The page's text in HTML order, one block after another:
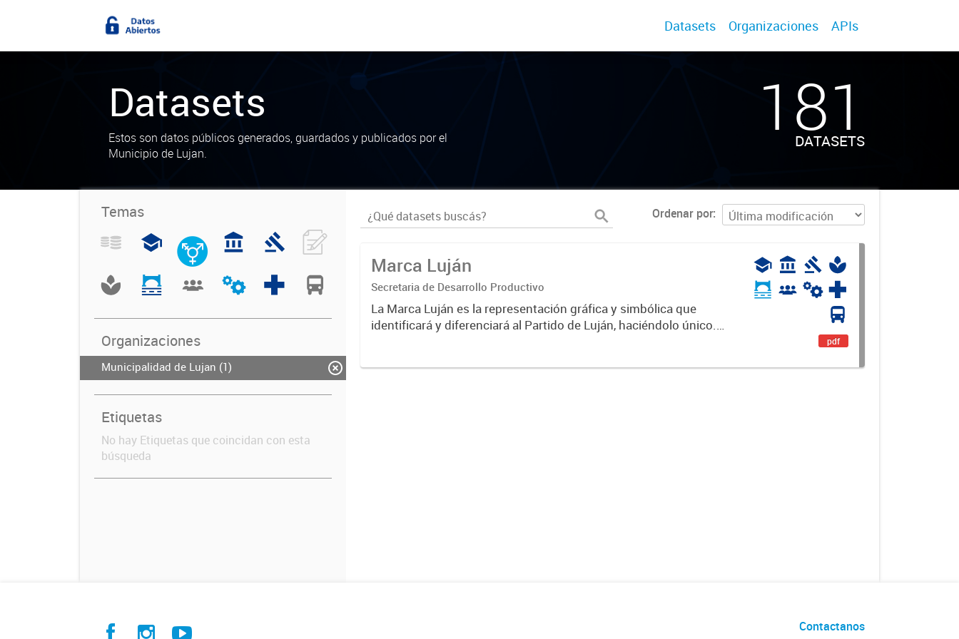
Datasets Organizaciones APIs
Datasets
Estos son datos públicos generados, guardados y publicados por el
Municipio de Lujan.
181
DATASETS
Temas
Organizaciones
Municipalidad de Lujan (1)
Etiquetas
No hay Etiquetas que coincidan con esta
búsqueda
Ordenar por
Marca Luján
Secretaria de Desarrollo Productivo
La Marca Luján es la representación gráfica y simbólica que
identificará y diferenciará al Partido de Luján, haciéndolo único.
pdf
Contactanos